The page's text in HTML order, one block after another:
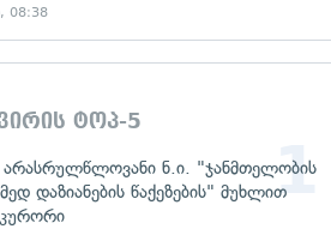
08:38
ტოპ-5
არასრულწლოვანი ნ.ი. "ჯანმთელობის
დაზიანების წაქეზების" მუხლით